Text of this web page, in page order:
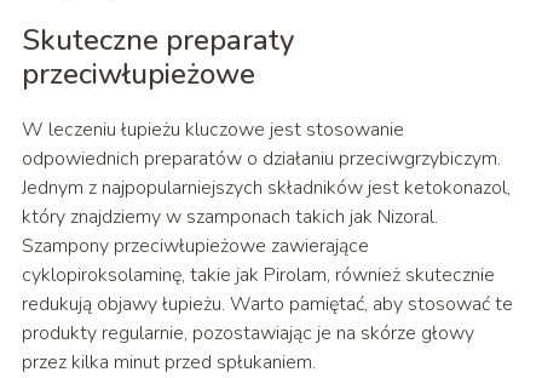
Skuteczne preparaty
przeciwłupieżowe
W leczeniu łupieżu kluczowe jest stosowanie
odpowiednich preparatów o działaniu przeciwgrzybiczym.
Jednym z najpopularniejszych składników jest ketokonazol,
który znajdziemy w szamponach takich jak Nizoral.
Szampony przeciwłupieżowe zawierające
cyklopiroksolaminę, takie jak Pirolam, również skutecznie
redukują objawy łupieżu. Warto pamiętać, aby stosować te
produkty regularnie, pozostawiając je na skórze głowy
przez kilka minut przed spłukaniem.